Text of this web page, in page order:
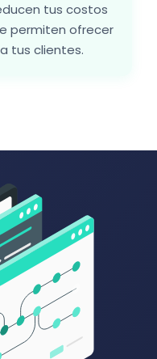
tus costos
permiten ofrecer
tus clientes.